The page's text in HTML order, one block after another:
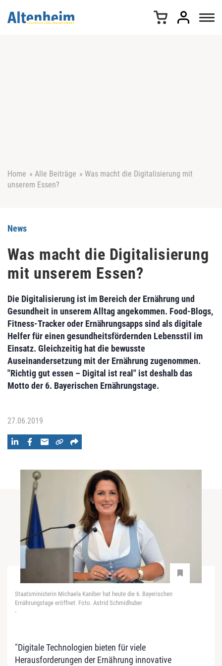
Home » Alle Beiträge » Was macht die Digitalisierung mit
unserem Essen?
News
Was macht die Digitalisierung
mit unserem Essen?
Die Digitalisierung ist im Bereich der Ernährung und
Gesundheit in unserem Alltag angekommen. Food-Blogs,
Fitness-Tracker oder Ernährungsapps sind als digitale
Helfer für einen gesundheitsfördernden Lebensstil im
Einsatz. Gleichzeitig hat die bewusste
Auseinandersetzung mit der Ernährung zugenommen.
"Richtig gut essen – Digital ist real" ist deshalb das
Motto der 6. Bayerischen Ernährungstage.
27.06.2019
Staatsministerin Michaela Kaniber hat heute die 6. Bayerischen
Ernährungstage eröffnet. Foto. Astrid Schmidhuber
-
"Digitale Technologien bieten für viele
Herausforderungen der Ernährung innovative